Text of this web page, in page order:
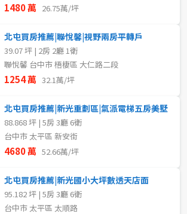
1480 萬 26.75萬/坪
北屯買房推薦|聯悅馨|視野兩房平轉戶
39.07 坪 | 2房 2廳 1衛
聯悅馨 台中市 梧棲區 大仁路二段
1254 萬 32.1萬/坪
北屯買房推薦|新光重劃區|氣派電梯五房美墅
88.868 坪 | 5房 3廳 6衛
台中市 太平區 新安街
4680 萬 52.66萬/坪
北屯買房推薦|新光國小大坪數透天店面
95.182 坪 | 5房 3廳 6衛
台中市 太平區 太順路